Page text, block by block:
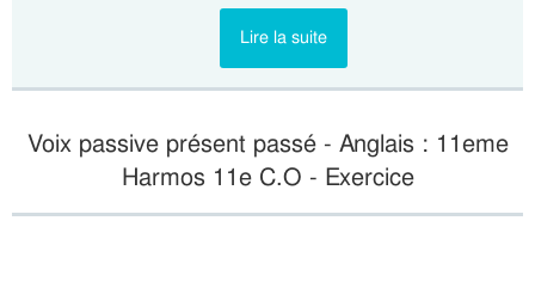
Lire la suite
Voix passive présent passé - Anglais : 11eme
Harmos 11e C.O - Exercice